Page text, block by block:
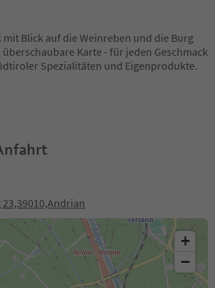
Blick auf die Weinreben und die Burg
Karte - für jeden Geschmack
Spezialitäten und Eigenprodukte.
+
−